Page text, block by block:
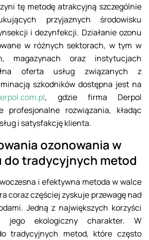
tę metodę atrakcyjną szczególnie
przyjaznych środowisku
i dezynfekcji. Działanie ozonu
w różnych sektorach, w tym w
magazynach oraz instytucjach
oferta usług związanych z
szkodników dostępna jest na
, gdzie firma Derpol
profesjonalne rozwiązania, kładąc
i satysfakcję klienta.
ozonowania w
do tradycyjnych metod
i efektywna metoda w walce
coraz częściej zyskuje przewagę nad
Jedną z największych korzyści
jego ekologiczny charakter. W
tradycyjnych metod, które często